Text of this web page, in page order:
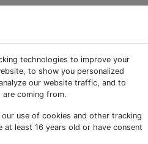
router»
Routing-Bibliothek für
System inspiriert ist
technologies to improve your
to show you personalized
our website traffic, and to
are coming from.
use of cookies and other tracking
least 16 years old or have consent